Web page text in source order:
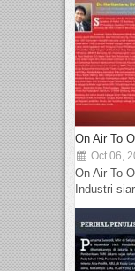
On Air To
Oct 06,
On Air To
Industri